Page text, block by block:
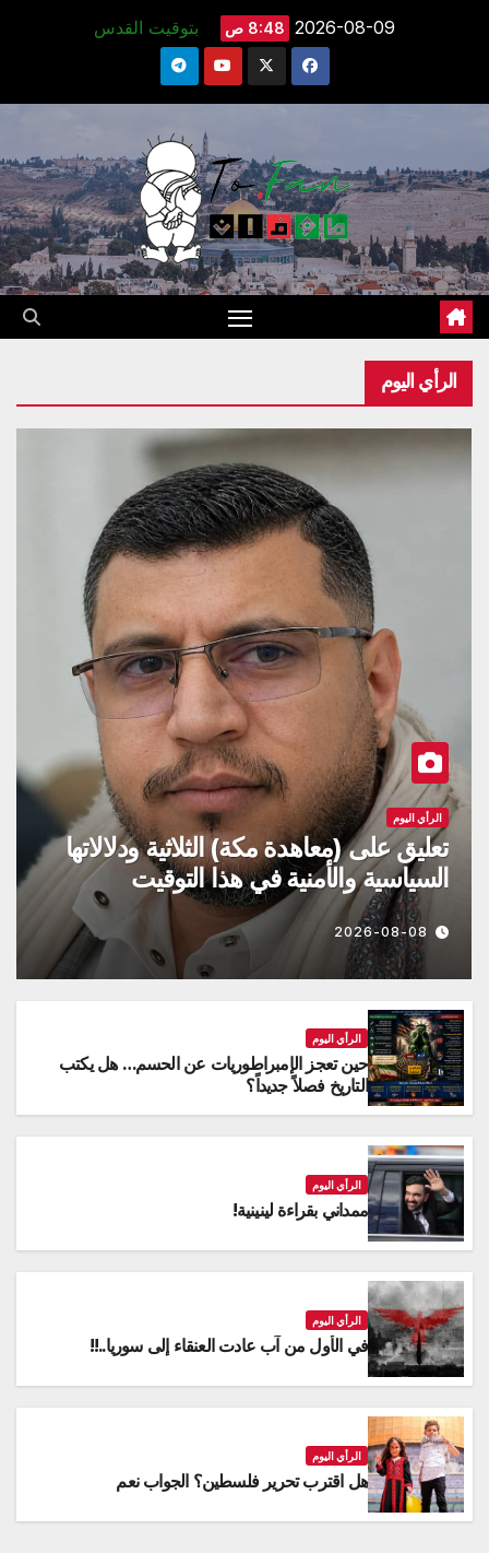
2026-08-09 8:48 ص بتوقيت القدس
الرأي اليوم
الرأي اليوم
تعليق على (معاهدة مكة) الثلاثية ودلالاتها
السياسية والأمنية في هذا التوقيت
2026-08-08
الرأي اليوم
حين تعجز الإمبراطوريات عن الحسم… هل يكتب
التاريخ فصلاً جديداً؟
الرأي اليوم
ممداني بقراءة لينينية!
الرأي اليوم
في الأول من آب عادت العنقاء إلى سوريا..!!
الرأي اليوم
هل اقترب تحرير فلسطين؟ الجواب نعم